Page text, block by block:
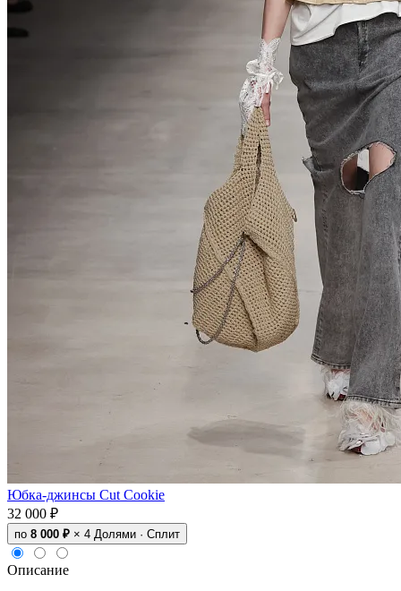
Юбка-джинсы Cut Cookie
32 000 ₽
по 8 000 ₽ × 4 Долями · Сплит
Описание